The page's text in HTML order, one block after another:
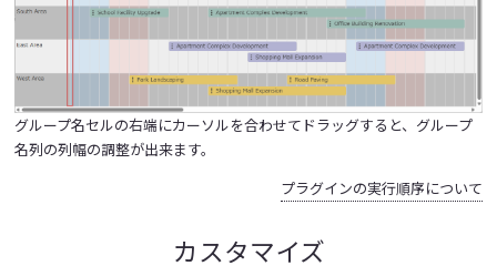
グループ名セルの右端にカーソルを合わせてドラッグすると、グループ
名列の列幅の調整が出来ます。
プラグインの実行順序について
カスタマイズ